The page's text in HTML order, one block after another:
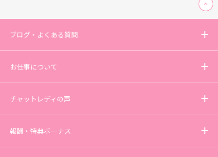
ブログ・よくある質問
お仕事について
チャットレディの声
報酬・特典ボーナス